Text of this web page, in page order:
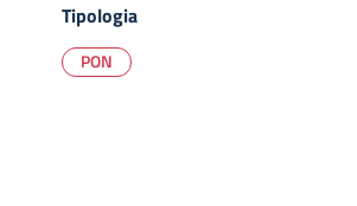
Tipologia
PON